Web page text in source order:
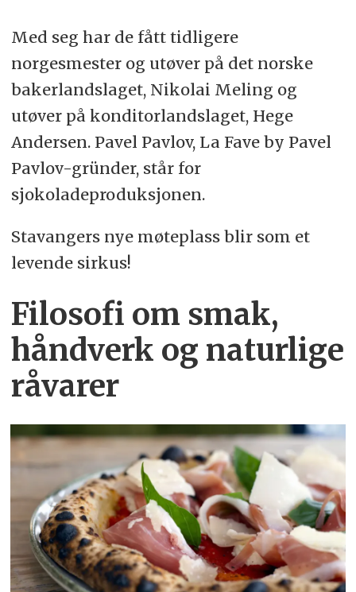
Med seg har de fått tidligere
norgesmester og utøver på det norske
bakerlandslaget, Nikolai Meling og
utøver på konditorlandslaget, Hege
Andersen. Pavel Pavlov, La Fave by Pavel
Pavlov-gründer, står for
sjokoladeproduksjonen.
Stavangers nye møteplass blir som et
levende sirkus!
Filosofi om smak,
håndverk og naturlige
råvarer